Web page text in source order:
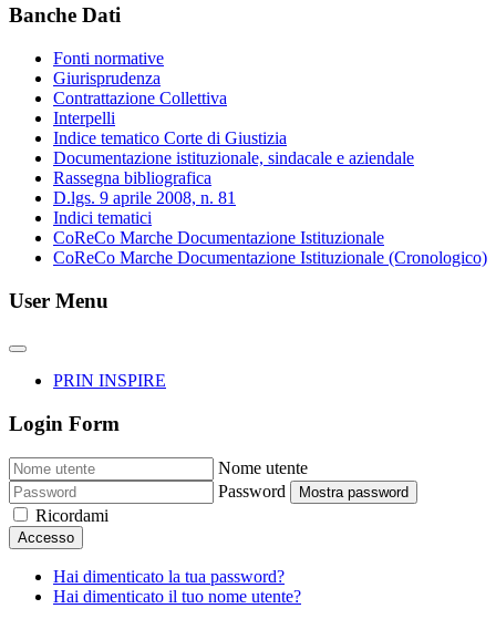
Banche Dati
Fonti normative
Giurisprudenza
Contrattazione Collettiva
Interpelli
Indice tematico Corte di Giustizia
Documentazione istituzionale, sindacale e aziendale
Rassegna bibliografica
D.lgs. 9 aprile 2008, n. 81
Indici tematici
CoReCo Marche Documentazione Istituzionale
CoReCo Marche Documentazione Istituzionale (Cronologico)
User Menu
PRIN INSPIRE
Login Form
Nome utente
Password
Mostra password
Ricordami
Accesso
Hai dimenticato la tua password?
Hai dimenticato il tuo nome utente?